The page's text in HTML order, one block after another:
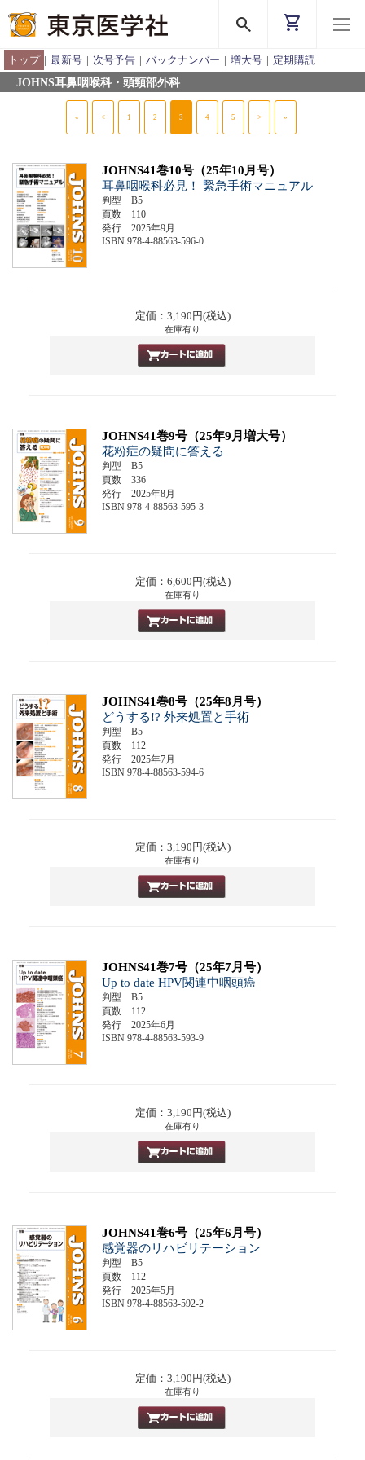
search shopping_cart
トップ | 最新号 | 次号予告 | バックナンバー | 増大号 | 定期購読
JOHNS耳鼻咽喉科・頭頸部外科
« < 1 2 3 4 5 > »
JOHNS41巻10号（25年10月号）
耳鼻咽喉科必見！ 緊急手術マニュアル
判型 B5
頁数 110
発行 2025年9月
ISBN 978-4-88563-596-0
定価：3,190円(税込)
在庫有り
JOHNS41巻9号（25年9月増大号）
花粉症の疑問に答える
判型 B5
頁数 336
発行 2025年8月
ISBN 978-4-88563-595-3
定価：6,600円(税込)
在庫有り
JOHNS41巻8号（25年8月号）
どうする!? 外来処置と手術
判型 B5
頁数 112
発行 2025年7月
ISBN 978-4-88563-594-6
定価：3,190円(税込)
在庫有り
JOHNS41巻7号（25年7月号）
Up to date HPV関連中咽頭癌
判型 B5
頁数 112
発行 2025年6月
ISBN 978-4-88563-593-9
定価：3,190円(税込)
在庫有り
JOHNS41巻6号（25年6月号）
感覚器のリハビリテーション
判型 B5
頁数 112
発行 2025年5月
ISBN 978-4-88563-592-2
定価：3,190円(税込)
在庫有り